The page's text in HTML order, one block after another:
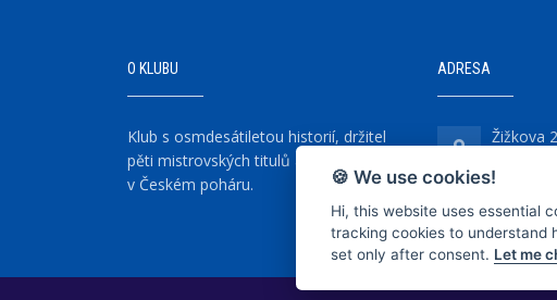
O KLUBU
Klub s osmdesátiletou historií, držitel
pěti mistrovských titulů a šesti vítězství
v Českém poháru.
ADRESA
Žižkova
🍪 We use cookies!
Hi, this website uses essential
tracking cookies to understand
set only after consent. Let me